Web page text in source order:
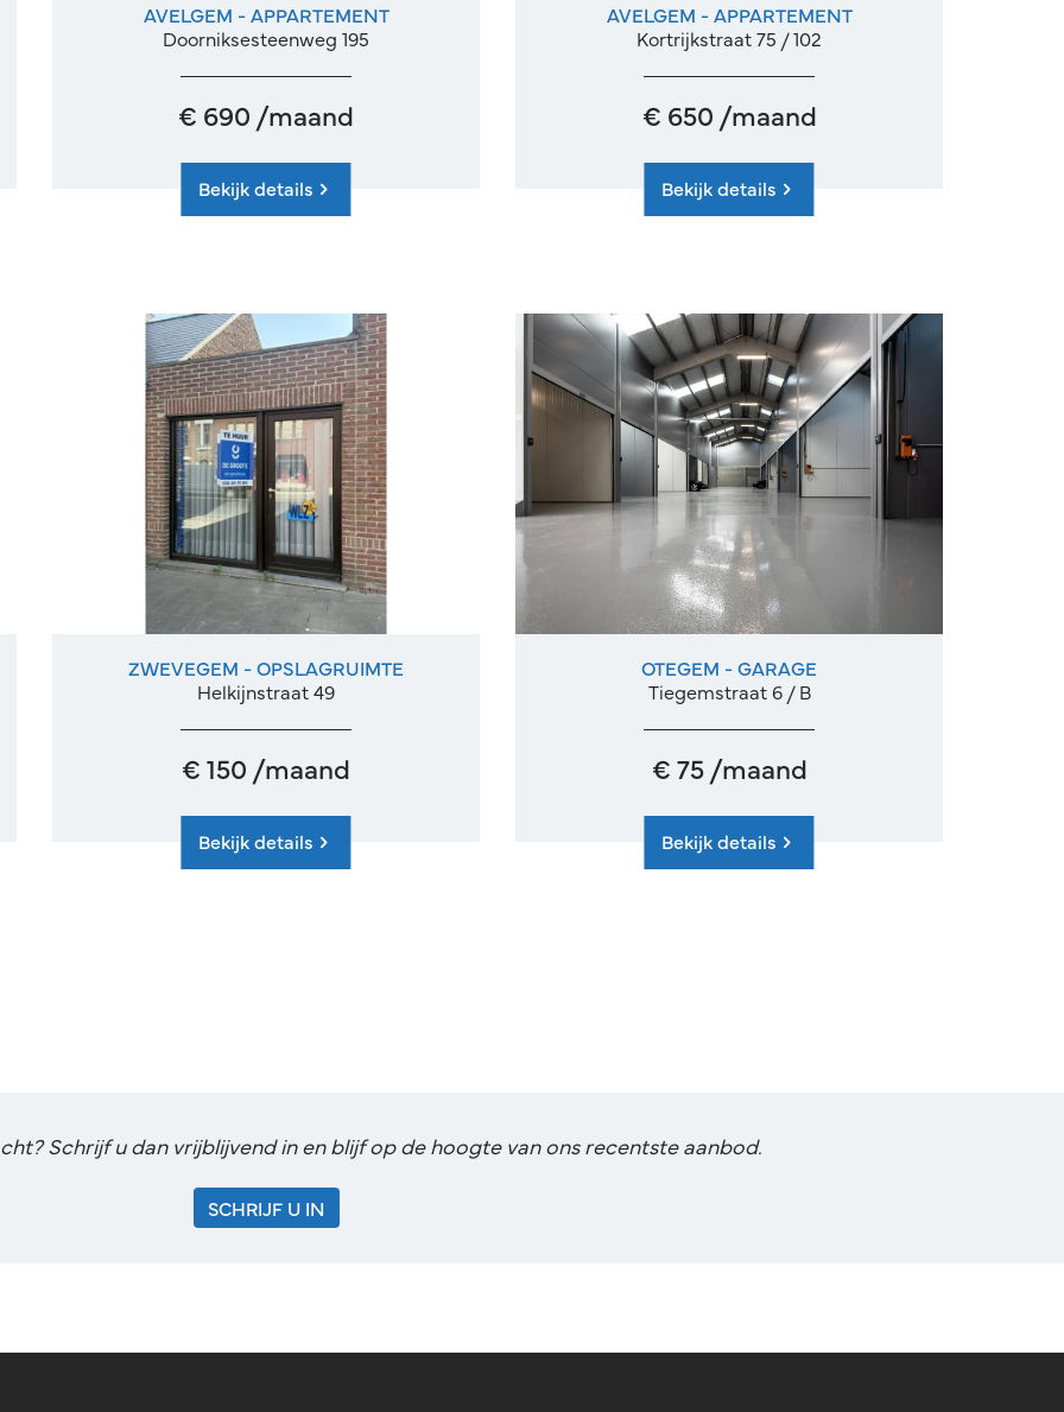
1 1
AVELGEM - APPARTEMENT
Doorniksesteenweg 195
€ 690 /maand
Bekijk details
77 m² 2 Ja
AVELGEM - APPARTEMENT
Kortrijkstraat 75 / 102
€ 650 /maand
Bekijk details
30 m²
ZWEVEGEM - OPSLAGRUIMTE
Helkijnstraat 49
€ 150 /maand
Bekijk details
OTEGEM - GARAGE
Tiegemstraat 6 / B
€ 75 /maand
Bekijk details
Schrijf u dan vrijblijvend in en blijf op de hoogte van ons recentste aanbod.
SCHRIJF U IN